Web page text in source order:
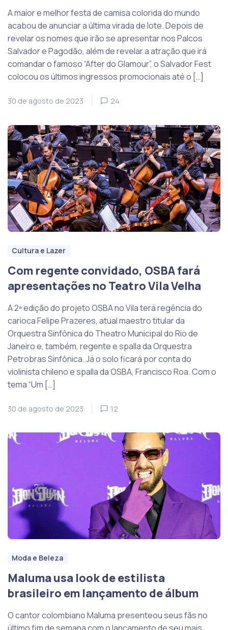
A maior e melhor festa de camisa colorida do mundo
acabou de anunciar a última virada de lote. Depois de
revelar os nomes que irão se apresentar nos Palcos
Salvador e Pagodão, além de revelar a atração que irá
comandar o famoso “After do Glamour”, o Salvador Fest
colocou os últimos ingressos promocionais até o […]
30 de agosto de 2023 24
Cultura e Lazer
Com regente convidado, OSBA fará
apresentações no Teatro Vila Velha
A 2ª edição do projeto OSBA no Vila terá regência do
carioca Felipe Prazeres, atual maestro titular da
Orquestra Sinfônica do Theatro Municipal do Rio de
Janeiro e, também, regente e spalla da Orquestra
Petrobras Sinfônica. Já o solo ficará por conta do
violinista chileno e spalla da OSBA, Francisco Roa. Com o
tema “Um […]
30 de agosto de 2023 12
Moda e Beleza
Maluma usa look de estilista
brasileiro em lançamento de álbum
O cantor colombiano Maluma presenteou seus fãs no